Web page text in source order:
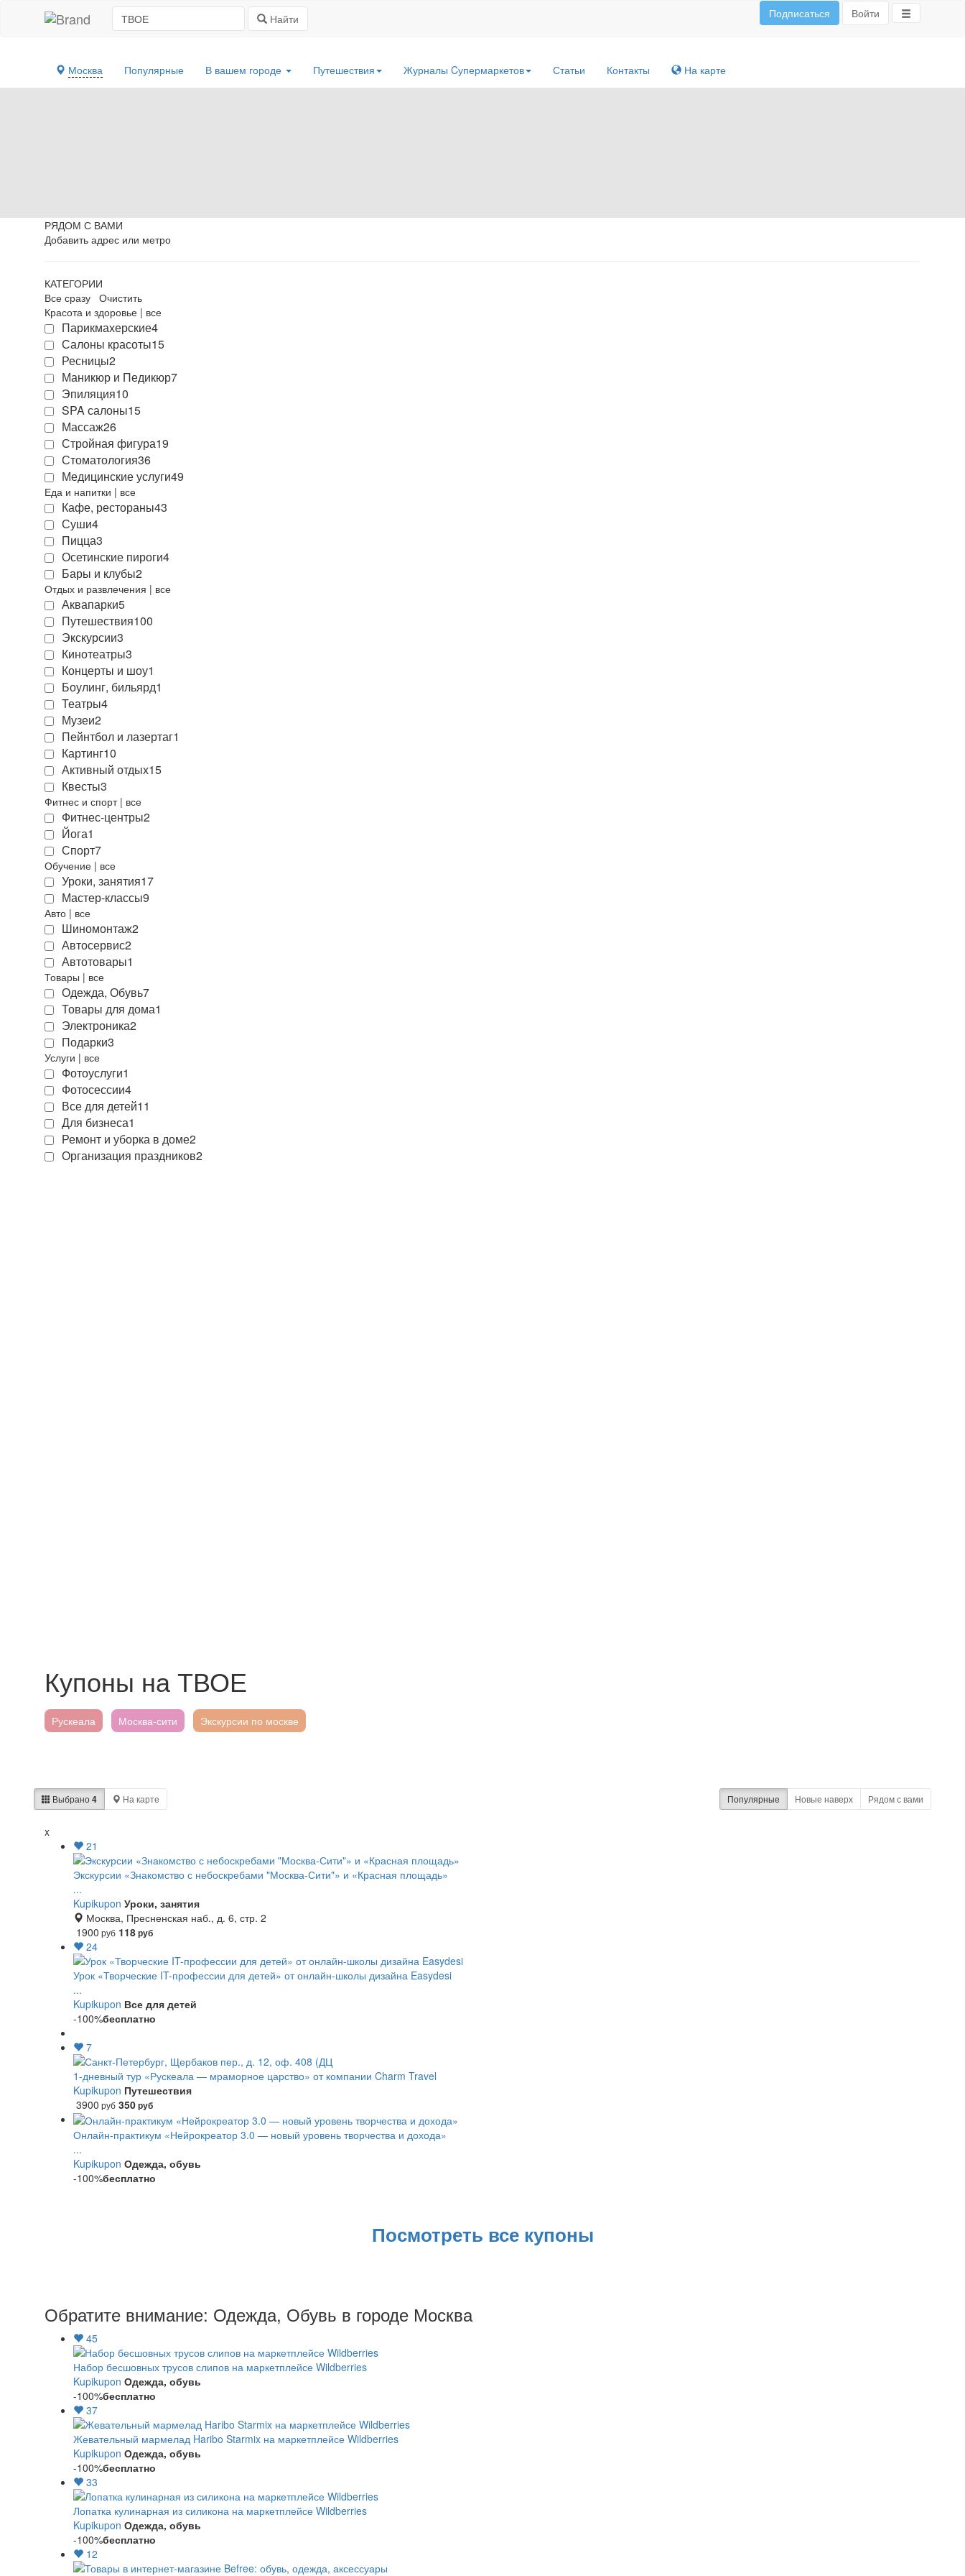
Найти Подписаться Войти
Москва Популярные В вашем городе Путешествия Журналы Cупермаркетов Статьи Контакты На карте
РЯДОМ С ВАМИ
Добавить адрес или метро
КАТЕГОРИИ
Все сразу Очистить
Красота и здоровье | все
Парикмахерские4
Салоны красоты15
Ресницы2
Маникюр и Педикюр7
Эпиляция10
SPA салоны15
Массаж26
Стройная фигура19
Стоматология36
Медицинские услуги49
Еда и напитки | все
Кафе, рестораны43
Суши4
Пицца3
Осетинские пироги4
Бары и клубы2
Отдых и развлечения | все
Аквапарки5
Путешествия100
Экскурсии3
Кинотеатры3
Концерты и шоу1
Боулинг, бильярд1
Театры4
Музеи2
Пейнтбол и лазертаг1
Картинг10
Активный отдых15
Квесты3
Фитнес и спорт | все
Фитнес-центры2
Йога1
Спорт7
Обучение | все
Уроки, занятия17
Мастер-классы9
Авто | все
Шиномонтаж2
Автосервис2
Автотовары1
Товары | все
Одежда, Обувь7
Товары для дома1
Электроника2
Подарки3
Услуги | все
Фотоуслуги1
Фотосессии4
Все для детей11
Для бизнеса1
Ремонт и уборка в доме2
Организация праздников2
Купоны на ТВОЕ
Рускеала Москва-сити Экскурсии по москве
Выбрано4 На карте Популярные Новые наверх Рядом с вами
x
21
Экскурсии «Знакомство с небоскребами "Москва-Сити"» и «Красная площадь»
...
Kupikupon Уроки, занятия
Москва, Пресненская наб., д. 6, стр. 2
1900 руб 118руб
24
Урок «Творческие IT-профессии для детей» от онлайн-школы дизайна Easydesi
...
Kupikupon Все для детей
-100%бесплатно
7
1-дневный тур «Рускеала — мраморное царство» от компании Charm Travel
Kupikupon Путешествия
3900 руб 350руб
Онлайн-практикум «Нейрокреатор 3.0 — новый уровень творчества и дохода»
...
Kupikupon Одежда, обувь
-100%бесплатно
Посмотреть все купоны
Обратите внимание: Одежда, Обувь в городе Москва
45
Набор бесшовных трусов слипов на маркетплейсе Wildberries
Kupikupon Одежда, обувь
-100%бесплатно
37
Жевательный мармелад Haribo Starmix на маркетплейсе Wildberries
Kupikupon Одежда, обувь
-100%бесплатно
33
Лопатка кулинарная из силикона на маркетплейсе Wildberries
Kupikupon Одежда, обувь
-100%бесплатно
12